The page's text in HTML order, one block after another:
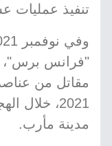
تنفيذ عمليات
مقاتل من
2021،
مدينة مأرب.